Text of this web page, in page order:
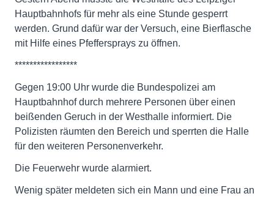
Hauptbahnhofs für mehr als eine Stunde gesperrt
werden. Grund dafür war der Versuch, eine Bierflasche
mit Hilfe eines Pfeffersprays zu öffnen.
*****************
Gegen 19:00 Uhr wurde die Bundespolizei am
Hauptbahnhof durch mehrere Personen über einen
beißenden Geruch in der Westhalle informiert. Die
Polizisten räumten den Bereich und sperrten die Halle
für den weiteren Personenverkehr.
Die Feuerwehr wurde alarmiert.
Wenig später meldeten sich ein Mann und eine Frau an